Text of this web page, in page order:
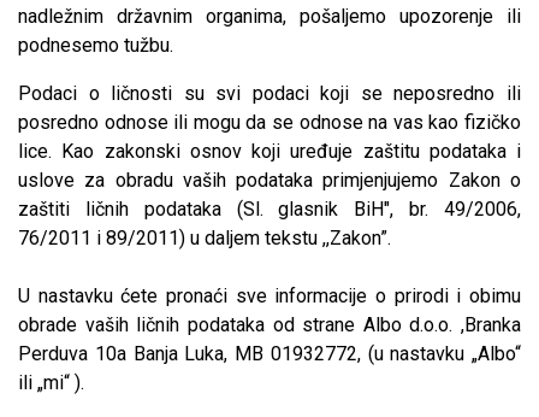
nadležnim državnim organima, pošaljemo upozorenje ili
podnesemo tužbu.
Podaci o ličnosti su svi podaci koji se neposredno ili
posredno odnose ili mogu da se odnose na vas kao fizičko
lice. Kao zakonski osnov koji uređuje zaštitu podataka i
uslove za obradu vaših podataka primjenjujemo Zakon o
zaštiti ličnih podataka (Sl. glasnik BiH", br. 49/2006,
76/2011 i 89/2011) u daljem tekstu ,,Zakon”.
U nastavku ćete pronaći sve informacije o prirodi i obimu
obrade vaših ličnih podataka od strane Albo d.o.o. ,Branka
Perduva 10a Banja Luka, MB 01932772, (u nastavku „Albo“
ili „mi“ ).